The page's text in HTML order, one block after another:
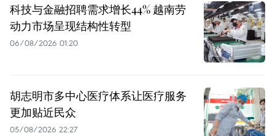
科技与金融招聘需求增长44% 越南劳
动力市场呈现结构性转型
06/08/2026 01:20
胡志明市多中心医疗体系让医疗服务
更加贴近民众
05/08/2026 22:27